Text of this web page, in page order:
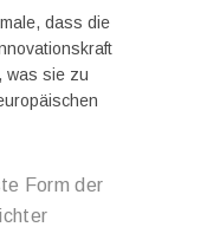
dass die
was sie zu
Form der